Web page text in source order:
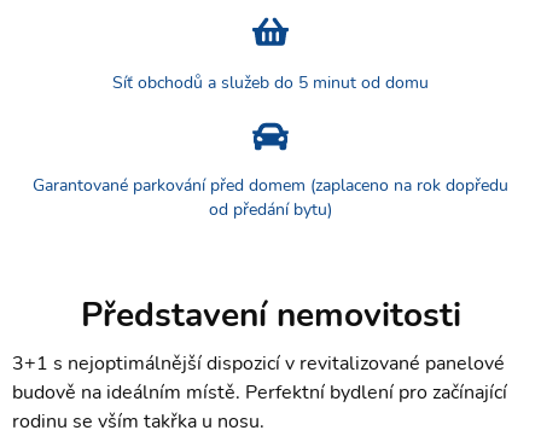
Síť obchodů a služeb do 5 minut od domu
Garantované parkování před domem (zaplaceno na rok dopředu
od předání bytu)
Představení nemovitosti
3+1 s nejoptimálnější dispozicí v revitalizované panelové
budově na ideálním místě. Perfektní bydlení pro začínající
rodinu se vším takřka u nosu.